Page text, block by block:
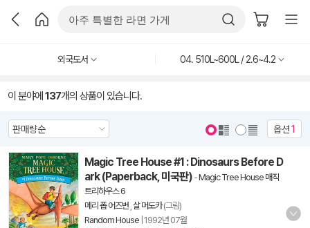
외국도서 04. 510L~600L / 2.6~4.2
이 분야에 137개의 상품이 있습니다.
옵션1
Magic Tree House #1 : Dinosaurs Before D
ark (Paperback, 미국판) -Magic Tree House 매직
트리하우스 6
메리 폽 어즈번 살 머도카(그림)
Random House 1992년 07월